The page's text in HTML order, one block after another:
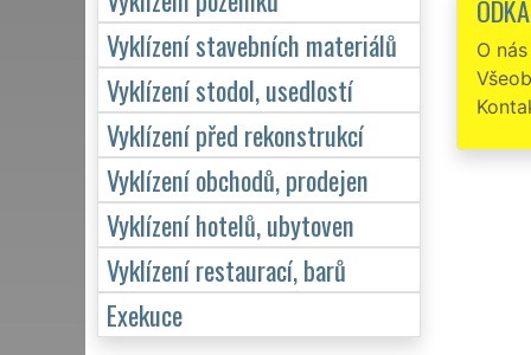
mě
O nás
Vyklízení stavebních materiálů
Vyklízení stodol, usedlostí
Vyklízení před rekonstrukcí
Vyklízení obchodů, prodejen
Vyklízení hotelů, ubytoven
Vyklízení restaurací, barů
Exekuce